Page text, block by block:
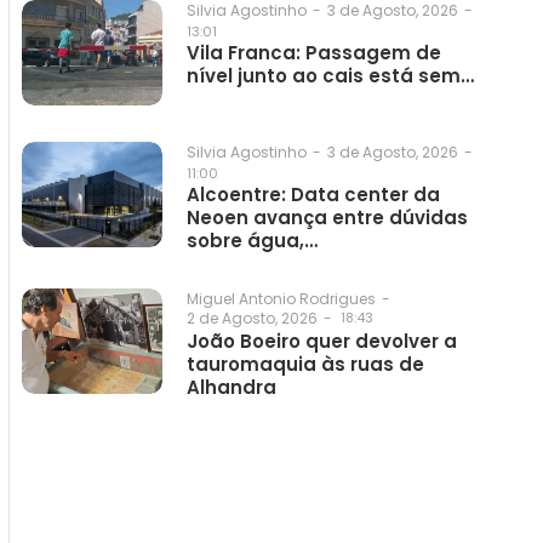
Silvia Agostinho - 3 de Agosto, 2026 -
13:01
Vila Franca: Passagem de
nível junto ao cais está sem…
Silvia Agostinho - 3 de Agosto, 2026 -
11:00
Alcoentre: Data center da
Neoen avança entre dúvidas
sobre água,…
Miguel Antonio Rodrigues -
2 de Agosto, 2026 - 18:43
João Boeiro quer devolver a
tauromaquia às ruas de
Alhandra